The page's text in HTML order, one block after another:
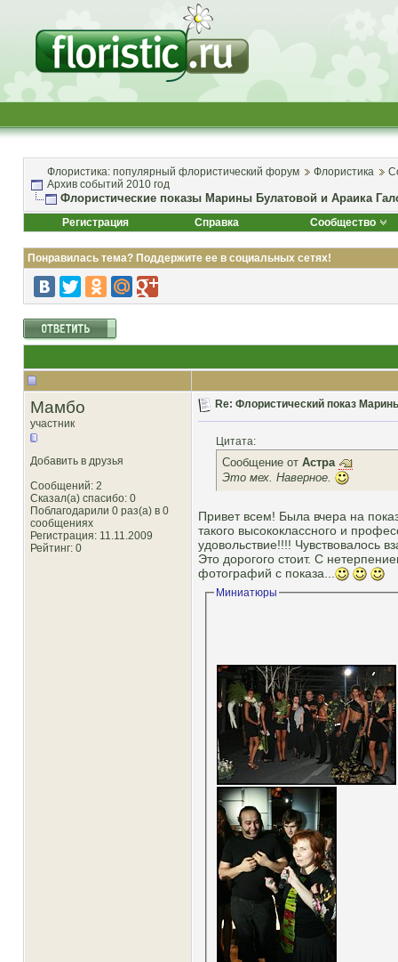
Флористика: популярный флористический форум Флористика
Архив событий 2010 год
Флористические показы Марины Булатовой и Араика
Регистрация Справка Сообщество
Понравилась тема? Поддержите ее в социальных сетях!
Мамбо
участник
Добавить в друзья
Сообщений: 2
Сказал(а) спасибо: 0
Поблагодарили 0 раз(а) в 0
сообщениях
Регистрация: 11.11.2009
Рейтинг: 0
Re: Флористический показ
Цитата:
Сообщение от Астра
Это мех. Наверное.
Привет всем! Была вчера на
такого высококлассного и
удовольствие!!!! Чувствовалось
Это дорогого стоит. С
фотографий с показа...
Миниатюры